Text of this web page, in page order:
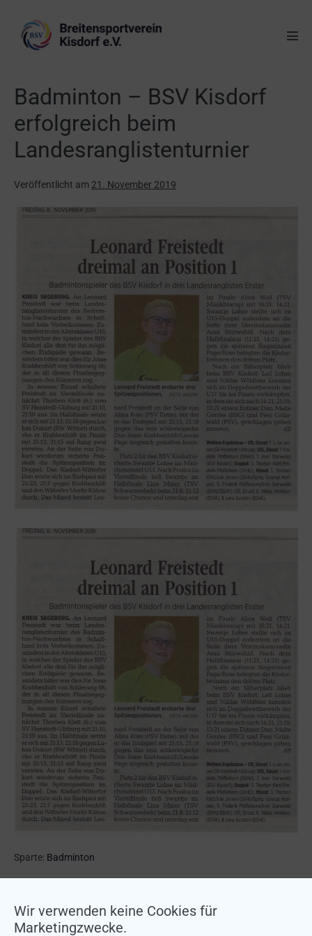
Wir verwenden keine Cookies für
Marketingzwecke.
Badminton – BSV Kisdorf
erfolgreich beim
Landesranglistenturnier
Veröffentlicht am 21. November 2019
Sparte: Badminton
Basketball – Wichtige Siege für die BSG →